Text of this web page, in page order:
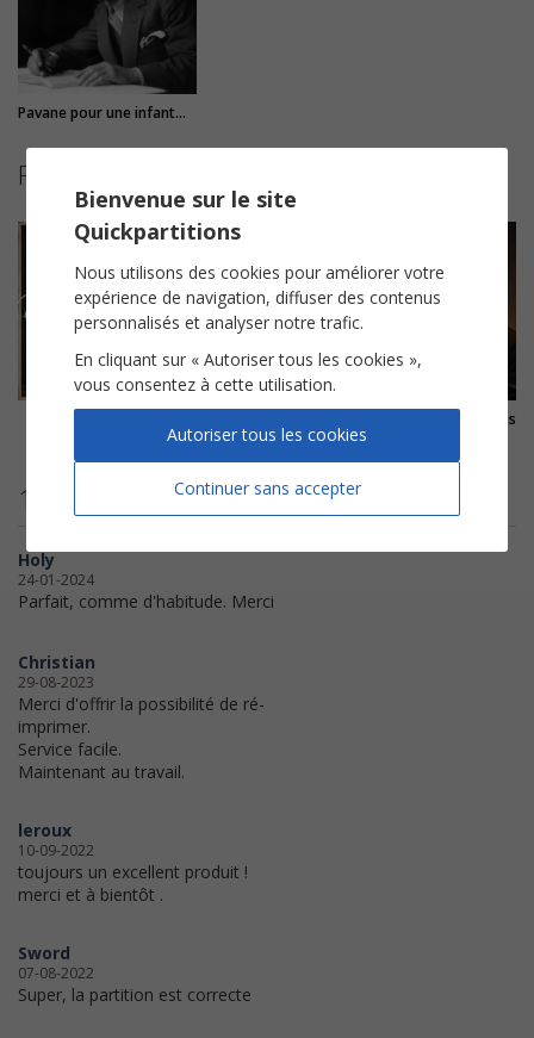
Pavane pour une infante défunte
Partitions suggérées
Piotr Ilitch Tchaikovski Erik Satie
11 avis clients
Holy
24-01-2024
Parfait, comme d'habitude. Merci
Christian
29-08-2023
Merci d'offrir la possibilité de ré-
imprimer.
Service facile.
Maintenant au travail.
leroux
10-09-2022
toujours un excellent produit !
merci et à bientôt .
Sword
07-08-2022
Super, la partition est correcte
Bienvenue sur le site
Quickpartitions
Nous utilisons des cookies pour améliorer votre
expérience de navigation, diffuser des contenus
personnalisés et analyser notre trafic.
En cliquant sur « Autoriser tous les cookies »,
vous consentez à cette utilisation.
Continuer sans accepter
Autoriser tous les cookies